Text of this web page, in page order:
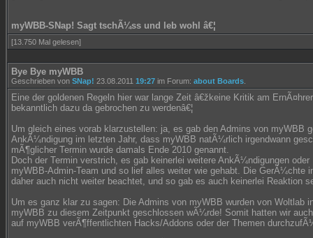
myWBB-SNap! Sagt tschÃ¼ss und leb wohl â€¦
[13.750 Mal gelesen]
Bye Bye myWBB
Geschrieben von SNap! 23.08.2011 19:27 im Forum: about Boards
Eine der goldenen Regeln hier war lange Zeit â€žkeine Kritik am
bekanntlich dazu da gebrochen zu werdenâ€¦
Um gleich eines vorab klarzustellen: ja, es gab den Admins von myWBB
AnkÃ¼ndigung im letzten Jahr, dass myWBB natÃ¼rlich irgendwann
mÃ¶glicher Termin wurde damals Ende 2010 genannt.
Doch der Termin verstrich, es gab keinerlei weitere AnkÃ¼ndigungen
myWBB-Admin-Team und so lief alles weiter wie gehabt. Die GerÃ¼chte
daher auch nicht weiter beachtet, und so gab es auch keinerlei Reaktion
Um es ganz klar zu sagen: Die Admins von myWBB wurden von Woltlab
myWBB zu diesem Zeitpunkt geschlossen wÃ¼rde! Somit hatten wir
auf myWBB verÃ¶ffentlichten Hacks/Addons oder der Themen